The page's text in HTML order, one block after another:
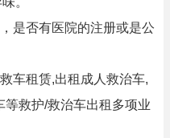
是否有医院的注册或是公
车租赁,出租成人救治车,
救护/救治车出租多项业